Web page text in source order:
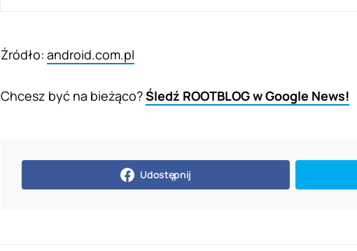
Źródło: android.com.pl
Chcesz być na bieżąco?Śledź ROOTBLOG w Google News!
Udostępnij